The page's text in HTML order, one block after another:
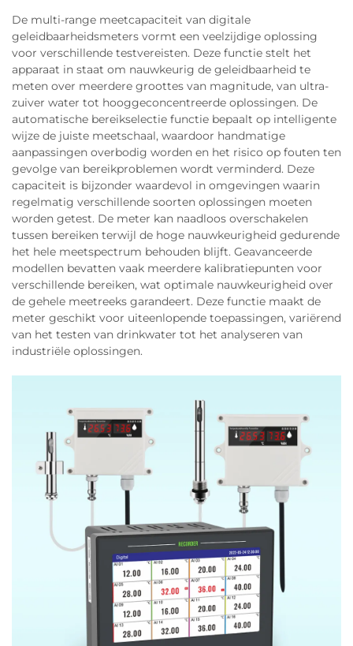
De multi-range meetcapaciteit van digitale
geleidbaarheidsmeters vormt een veelzijdige oplossing
voor verschillende testvereisten. Deze functie stelt het
apparaat in staat om nauwkeurig de geleidbaarheid te
meten over meerdere groottes van magnitude, van ultra-
zuiver water tot hooggeconcentreerde oplossingen. De
automatische bereikselectie functie bepaalt op intelligente
wijze de juiste meetschaal, waardoor handmatige
aanpassingen overbodig worden en het risico op fouten ten
gevolge van bereikproblemen wordt verminderd. Deze
capaciteit is bijzonder waardevol in omgevingen waarin
regelmatig verschillende soorten oplossingen moeten
worden getest. De meter kan naadloos overschakelen
tussen bereiken terwijl de hoge nauwkeurigheid gedurende
het hele meetspectrum behouden blijft. Geavanceerde
modellen bevatten vaak meerdere kalibratiepunten voor
verschillende bereiken, wat optimale nauwkeurigheid over
de gehele meetreeks garandeert. Deze functie maakt de
meter geschikt voor uiteenlopende toepassingen, variërend
van het testen van drinkwater tot het analyseren van
industriële oplossingen.